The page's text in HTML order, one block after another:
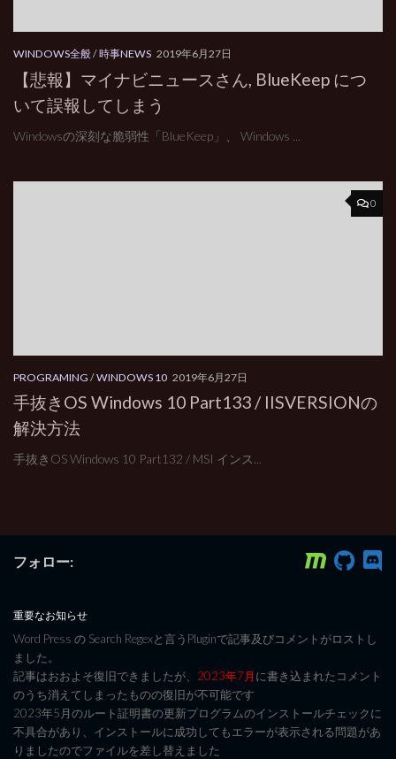
WINDOWS全般/時事NEWS 2019年6月27日
【悲報】マイナビニュースさん, BlueKeep につ
いて誤報してしまう
Windowsの深刻な脆弱性「BlueKeep」、 Windows ...
0
PROGRAMING /WINDOWS 10 2019年6月27日
手抜きOS Windows 10 Part133 / IISVERSIONの
解決方法
手抜きOS Windows 10 Part132 / MSI インス...
フォロー:
重要なお知らせ
Word Press の Search Regexと言うPluginで記事及びコメントがロストし
ました。
記事はおおよそ復旧できましたが、 2023年7月に書き込まれたコメント
のうち消えてしまったものの復旧が不可能です
2023年5月のルート証明書の更新プログラムのインストールチェックに
不具合があり、インストールに成功してもエラーが表示される問題があ
りましたのでファイルを差し替えました